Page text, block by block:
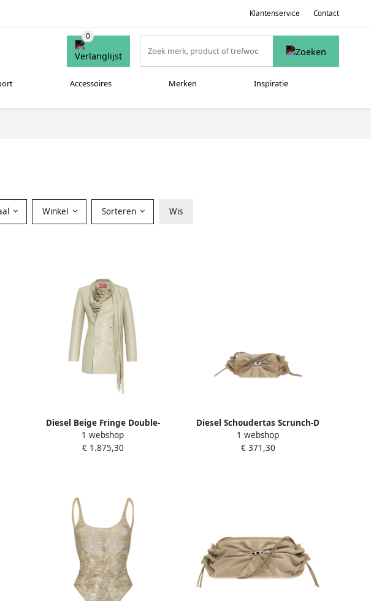
Klantenservice Contact
Accessoires Merken Inspiratie
Winkel Sorteren Wis
Diesel Beige Fringe Double-
Breasted Outerwear Beige
Dames
1 webshop
€ 1.875,30
Diesel Schoudertas Scrunch-D
Beige Dames
1 webshop
€ 371,30